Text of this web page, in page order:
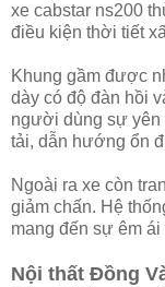
xe cabstar ns200
điều kiện thời tiết
Khung gầm được
dày có độ đàn hồi
người dùng sự yên
tải, dẫn hướng ổn
Ngoài ra xe còn
giảm chấn. Hệ
mang đến sự êm
Nội thất Đồng